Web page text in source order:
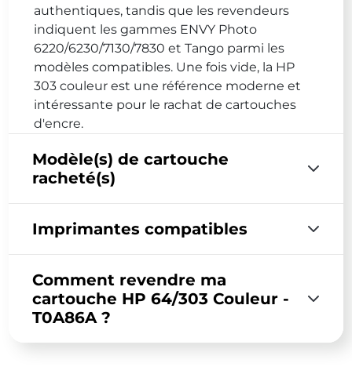
authentiques, tandis que les revendeurs
indiquent les gammes ENVY Photo
6220/6230/7130/7830 et Tango parmi les
modèles compatibles. Une fois vide, la HP
303 couleur est une référence moderne et
intéressante pour le rachat de cartouches
d'encre.
Modèle(s) de cartouche
racheté(s)
Imprimantes compatibles
Comment revendre ma
cartouche HP 64/303 Couleur -
T0A86A ?